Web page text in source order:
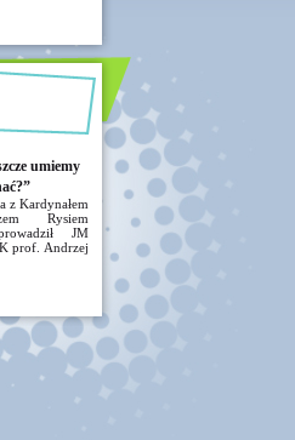
umiemy
z Kardynałem
Rysiem
JM
prof. Andrzej